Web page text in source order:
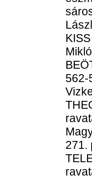
562-
271.